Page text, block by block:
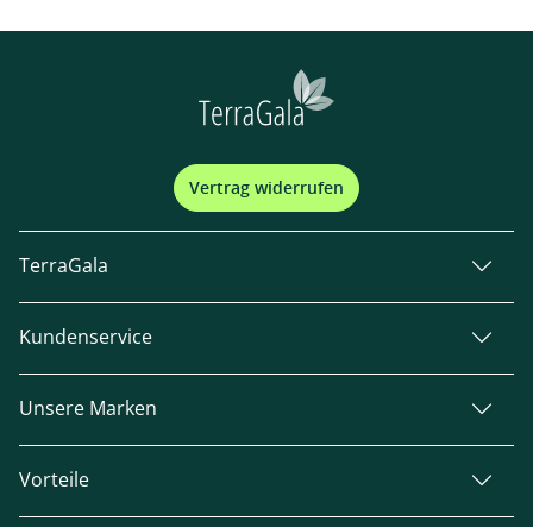
Vertrag widerrufen
TerraGala
Kundenservice
Unsere Marken
Vorteile